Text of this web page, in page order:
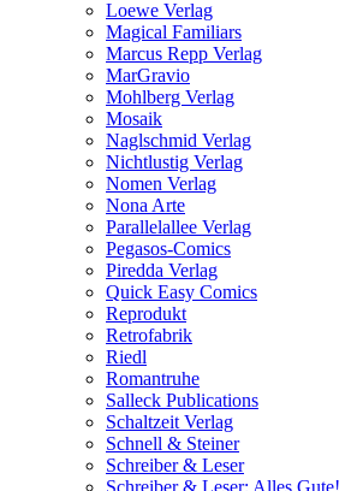
Loewe Verlag
Magical Familiars
Marcus Repp Verlag
MarGravio
Mohlberg Verlag
Mosaik
Naglschmid Verlag
Nichtlustig Verlag
Nomen Verlag
Nona Arte
Parallelallee Verlag
Pegasos-Comics
Piredda Verlag
Quick Easy Comics
Reprodukt
Retrofabrik
Riedl
Romantruhe
Salleck Publications
Schaltzeit Verlag
Schnell & Steiner
Schreiber & Leser
Schreiber & Leser: Alles Gute!